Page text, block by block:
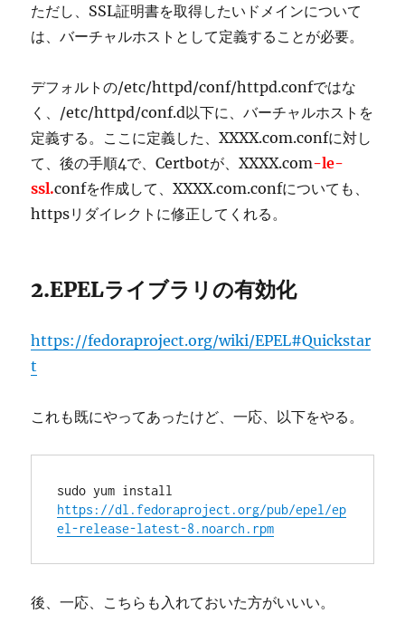
ただし、SSL証明書を取得したいドメインについて
は、バーチャルホストとして定義することが必要。
デフォルトの/etc/httpd/conf/httpd.confではな
く、/etc/httpd/conf.d以下に、バーチャルホストを
定義する。ここに定義した、XXXX.com.confに対し
て、後の手順4で、Certbotが、XXXX.com-le-
ssl.confを作成して、XXXX.com.confについても、
httpsリダイレクトに修正してくれる。
2.EPELライブラリの有効化
https://fedoraproject.org/wiki/EPEL#Quickstar
t
これも既にやってあったけど、一応、以下をやる。
https://dl.fedoraproject.org/pub/epel/ep
el-release-latest-8.noarch.rpm
後、一応、こちらも入れておいた方がいいい。